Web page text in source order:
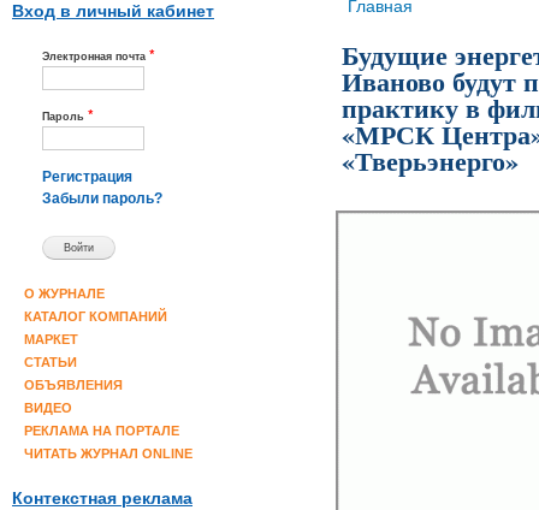
Вход в личный кабинет
Электронная почта *
Пароль *
Регистрация
Забыли пароль?
О ЖУРНАЛЕ
КАТАЛОГ КОМПАНИЙ
МАРКЕТ
СТАТЬИ
ОБЪЯВЛЕНИЯ
ВИДЕО
РЕКЛАМА НА ПОРТАЛЕ
ЧИТАТЬ ЖУРНАЛ ONLINE
Контекстная реклама
Вы здесь
Главная
Будущие
Иваново будут
практику в
«МРСК
«Тверьэнерго»